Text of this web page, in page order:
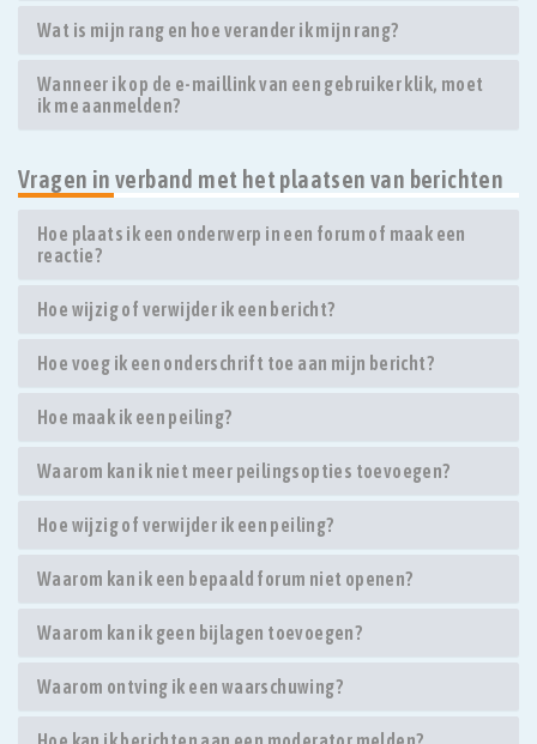
Wat is mijn rang en hoe verander ik mijn rang?
Wanneer ik op de e-maillink van een gebruiker klik, moet
ik me aanmelden?
Vragen in verband met het plaatsen van berichten
Hoe plaats ik een onderwerp in een forum of maak een
reactie?
Hoe wijzig of verwijder ik een bericht?
Hoe voeg ik een onderschrift toe aan mijn bericht?
Hoe maak ik een peiling?
Waarom kan ik niet meer peilingsopties toevoegen?
Hoe wijzig of verwijder ik een peiling?
Waarom kan ik een bepaald forum niet openen?
Waarom kan ik geen bijlagen toevoegen?
Waarom ontving ik een waarschuwing?